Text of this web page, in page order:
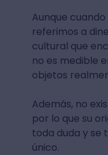
Aunque
referimos a
cultural que
no es medible
objetos
Además, no
por lo que su
toda duda y se
único.